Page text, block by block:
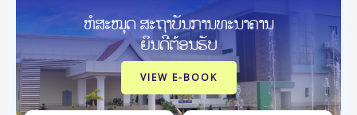
ຫໍສະໝຸດ ສະຖາບັນການທະນາຄານ
ຍິນດີຕ້ອນຮັບ
VIEW E-BOOK